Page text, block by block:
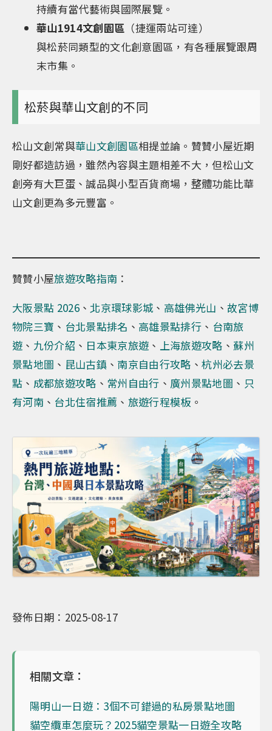
持續有當代藝術與國際展覽。
華山1914文創園區 （捷運兩站可達）
與松菸同類型的文化創意園區，有各種展覽跟周
末市集。
松菸與華山文創的不同
松山文創常與華山文創園區相提並論。贊贊小屋近期
剛好都造訪過，雖然內容與主題相差不大，但松山文
創旁有大巨蛋、誠品與小型百貨商場，整體功能比華
山文創更為多元豐富。
贊贊小屋旅遊攻略指南 ：
大阪景點 2026 、 北京環球影城 、 高雄佛光山 、 故宮博
物院三寶 、 台北景點排名 、 高雄景點排行 、 台南旅
遊 、 九份介紹 、 日本東京旅遊 、 上海旅遊攻略 、蘇州
景點地圖 、 昆山古鎮 、 南京自由行攻略 、杭州必去景
點 、 成都旅遊攻略 、 常州自由行 、 廣州景點地圖 、 只
有河南 、 台北住宿推薦 、 旅遊行程模板 。
發佈日期：2025-08-17
相關文章：
陽明山一日遊：3個不可錯過的私房景點地圖
貓空纜車怎麼玩？2025貓空景點一日遊全攻略